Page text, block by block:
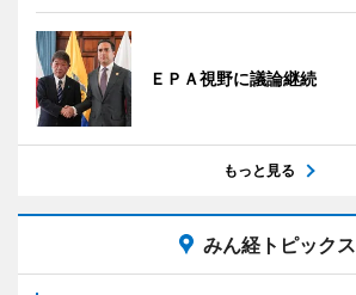
ＥＰＡ視野に議論継続
もっと見る
みん経トピックス